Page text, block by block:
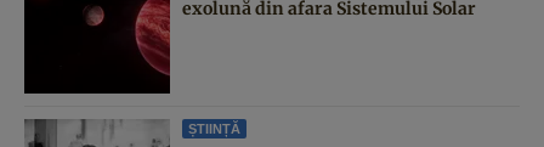
exolună din afara Sistemului Solar
ȘTIINȚĂ